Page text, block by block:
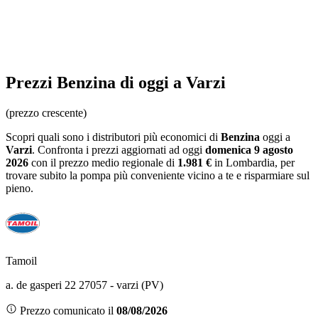
Prezzi Benzina di oggi a Varzi
(prezzo crescente)
Scopri quali sono i distributori più economici di Benzina oggi a
Varzi. Confronta i prezzi aggiornati ad oggi domenica 9 agosto
2026 con il prezzo medio regionale di 1.981 € in Lombardia, per
trovare subito la pompa più conveniente vicino a te e risparmiare sul
pieno.
Tamoil
a. de gasperi 22 27057 - varzi (PV)
Prezzo comunicato il 08/08/2026